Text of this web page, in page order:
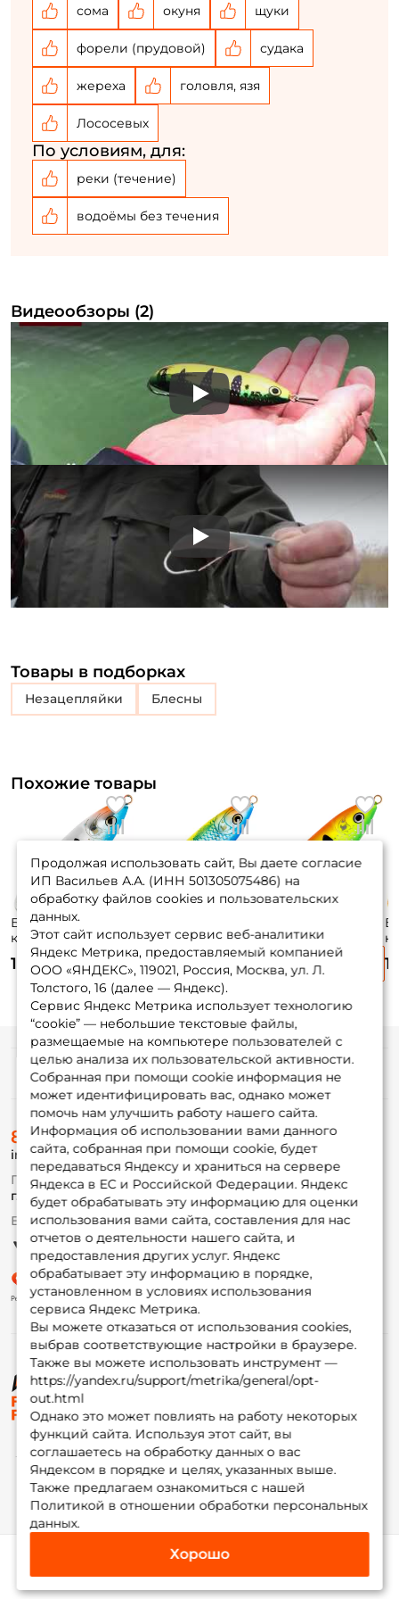
Каталог Избранное Корзина Инфо Мой Fox
сома окуня щуки
форели (прудовой) судака
жереха головля, язя
Лососевых
По условиям, для:
реки (течение)
водоёмы без течения
Видеообзоры (2)
Play
Play
Товары в подборках
незацепляйки блесны
Похожие товары
Блесна
колеблющаяся
Rapala Minnow
Spoon 7см. 15гр.
MBT
1 110 ₽
колеблющаяся
Rapala Minnow
Spoon 8см. 22гр.
BSH
1 230 ₽
колеблющаяся
Rapala Minnow
Spoon 8см. 22гр.
1 230 ₽ 1
Продолжая использовать сайт, Вы даете согласие
ИП Васильев А.А. (ИНН 501305075486) на
обработку файлов cookies и пользовательских
данных.
Этот сайт использует сервис веб-аналитики
Яндекс Метрика, предоставляемый компанией
ООО «ЯНДЕКС», 119021, Россия, Москва, ул. Л.
Толстого, 16 (далее — Яндекс).
Сервис Яндекс Метрика использует технологию
“cookie” — небольшие текстовые файлы,
размещаемые на компьютере пользователей с
целью анализа их пользовательской активности.
Собранная при помощи cookie информация не
может идентифицировать вас, однако может
помочь нам улучшить работу нашего сайта.
Информация об использовании вами данного
сайта, собранная при помощи cookie, будет
передаваться Яндексу и храниться на сервере
Яндекса в ЕС и Российской Федерации. Яндекс
будет обрабатывать эту информацию для оценки
использования вами сайта, составления для нас
отчетов о деятельности нашего сайта, и
предоставления других услуг. Яндекс
обрабатывает эту информацию в порядке,
установленном в условиях использования
сервиса Яндекс Метрика.
Вы можете отказаться от использования cookies,
выбрав соответствующие настройки в браузере.
Также вы можете использовать инструмент —
https://yandex.ru/support/metrika/general/opt-
out.html
Однако это может повлиять на работу некоторых
функций сайта. Используя этот сайт, вы
соглашаетесь на обработку данных о вас
Яндексом в порядке и целях, указанных выше.
Также предлагаем ознакомиться с нашей
Политикой в отношении обработки персональных
данных.
Хорошо
У меня уже есть аккаунт
© ФоксФишинг, 2009-2026
Информация
О магазине
Доставка
Оплата
Fox-bonus
Гуру
Партнерская программа
8 (495) 532-77-88
info@foxfishing.ru
По вопросам с заказом
г. Москва, ул. Плеханова д.7
Ежедневно 10:00 до 20:00